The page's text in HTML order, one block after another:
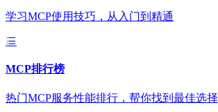
学习MCP使用技巧，从入门到精通
MCP排行榜
热门MCP服务性能排行，帮你找到最佳选择